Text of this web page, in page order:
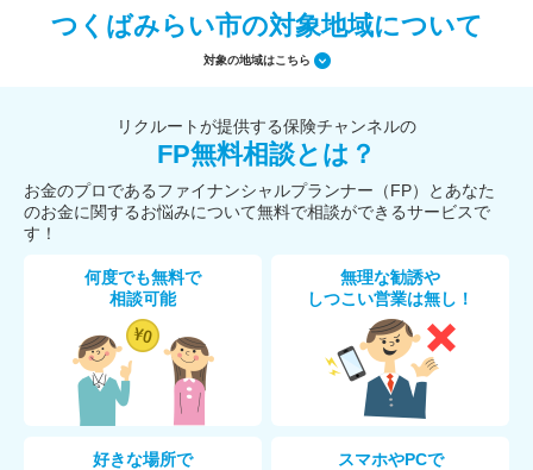
つくばみらい市の対象地域について
対象の地域はこちら
リクルートが提供する保険チャンネルの
FP無料相談とは？
お金のプロであるファイナンシャルプランナー（FP）とあなた
のお金に関するお悩みについて無料で相談ができるサービスで
す！
何度でも無料で
相談可能
無理な勧誘や
しつこい営業は無し！
好きな場所で
スマホやPCで